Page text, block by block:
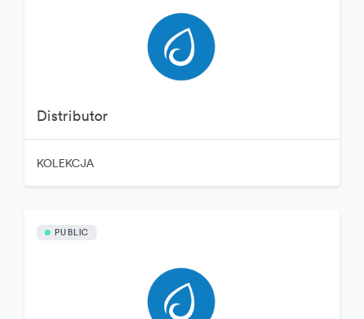
Distributor
KOLEKCJA
PUBLIC